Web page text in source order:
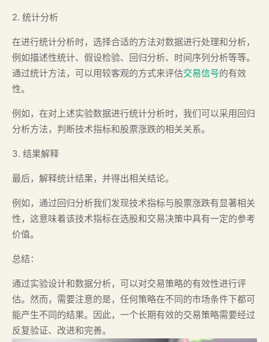
2. 统计分析
在进行统计分析时，选择合适的方法对数据进行处理和分析，
例如描述性统计、假设检验、回归分析、时间序列分析等等。
通过统计方法，可以用较客观的方式来评估交易信号的有效
性。
例如，在对上述实验数据进行统计分析时，我们可以采用回归
分析方法，判断技术指标和股票涨跌的相关关系。
3. 结果解释
最后，解释统计结果，并得出相关结论。
例如，通过回归分析我们发现技术指标与股票涨跌有显著相关
性，这意味着该技术指标在选股和交易决策中具有一定的参考
价值。
总结：
通过实验设计和数据分析，可以对交易策略的有效性进行评
估。然而，需要注意的是，任何策略在不同的市场条件下都可
能产生不同的结果。因此，一个长期有效的交易策略需要经过
反复验证、改进和完善。